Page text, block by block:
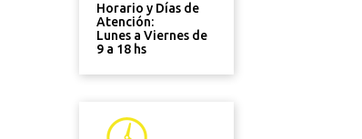
Horario y Días de
Atención:
Lunes a Viernes de
9 a 18 hs